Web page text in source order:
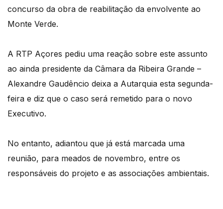
concurso da obra de reabilitação da envolvente ao
Monte Verde.
A RTP Açores pediu uma reação sobre este assunto
ao ainda presidente da Câmara da Ribeira Grande –
Alexandre Gaudêncio deixa a Autarquia esta segunda-
feira e diz que o caso será remetido para o novo
Executivo.
No entanto, adiantou que já está marcada uma
reunião, para meados de novembro, entre os
responsáveis do projeto e as associações ambientais.